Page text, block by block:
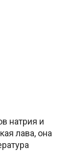
натрия и
лава, она